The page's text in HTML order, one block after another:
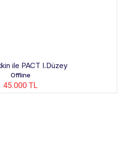
ile PACT I.Düzey
Offline
45.000 TL